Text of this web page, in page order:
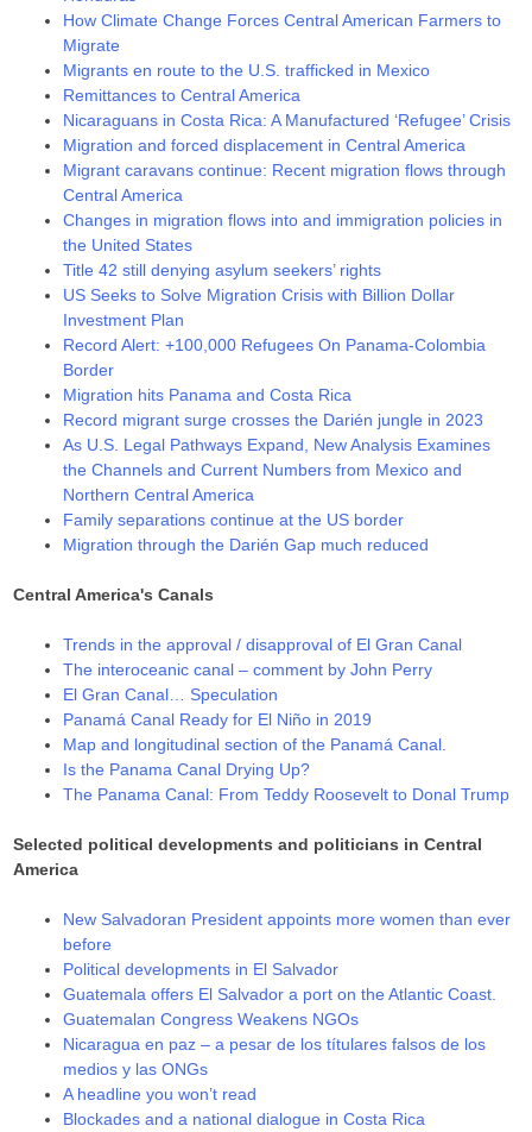
How Climate Change Forces Central American Farmers to
Migrate
Migrants en route to the U.S. trafficked in Mexico
Remittances to Central America
Nicaraguans in Costa Rica: A Manufactured ‘Refugee’ Crisis
Migration and forced displacement in Central America
Migrant caravans continue: Recent migration flows through
Central America
Changes in migration flows into and immigration policies in
the United States
Title 42 still denying asylum seekers’ rights
US Seeks to Solve Migration Crisis with Billion Dollar
Investment Plan
Record Alert: +100,000 Refugees On Panama-Colombia
Border
Migration hits Panama and Costa Rica
Record migrant surge crosses the Darién jungle in 2023
As U.S. Legal Pathways Expand, New Analysis Examines
the Channels and Current Numbers from Mexico and
Northern Central America
Family separations continue at the US border
Migration through the Darién Gap much reduced
Central America's Canals
Trends in the approval / disapproval of El Gran Canal
The interoceanic canal – comment by John Perry
El Gran Canal… Speculation
Panamá Canal Ready for El Niño in 2019
Map and longitudinal section of the Panamá Canal.
Is the Panama Canal Drying Up?
The Panama Canal: From Teddy Roosevelt to Donal Trump
Selected political developments and politicians in Central
America
New Salvadoran President appoints more women than ever
before
Political developments in El Salvador
Guatemala offers El Salvador a port on the Atlantic Coast.
Guatemalan Congress Weakens NGOs
Nicaragua en paz – a pesar de los títulares falsos de los
medios y las ONGs
A headline you won’t read
Blockades and a national dialogue in Costa Rica